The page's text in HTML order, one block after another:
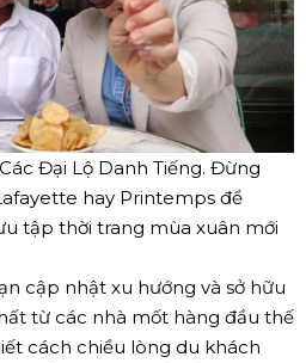
Đại Lộ Danh Tiếng. Đừng
hay Printemps để
tập thời trang mùa xuân mới
cập nhật xu hướng và sở hữu
từ các nhà mốt hàng đầu thế
cách chiều lòng du khách